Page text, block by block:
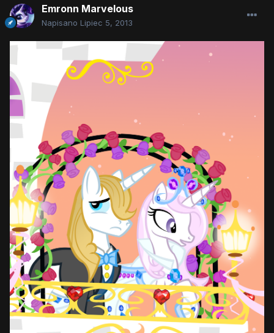
Emronn Marvelous
Napisano Lipiec 5, 2013